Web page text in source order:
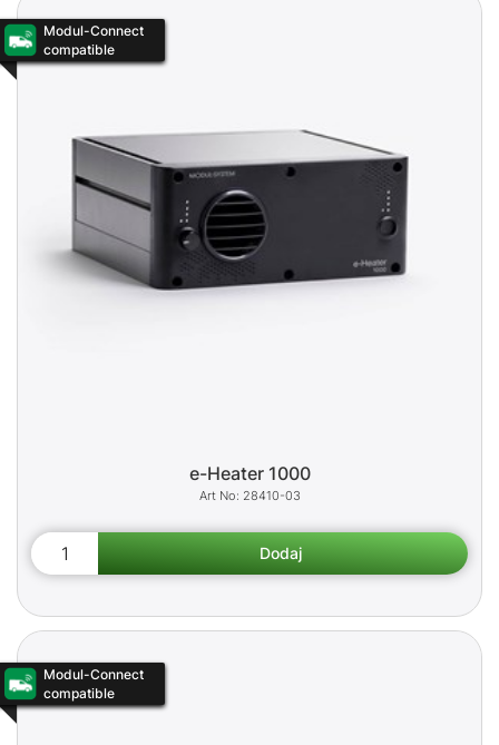
Modul-Connect
compatible
e-Heater 1000
28410-03
Modul-Connect
compatible